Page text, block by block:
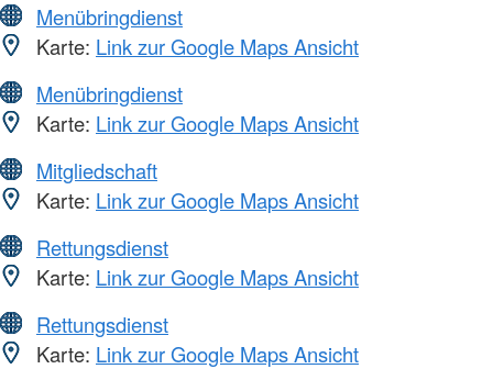
Menübringdienst
Karte: Link zur Google Maps Ansicht
Menübringdienst
Karte: Link zur Google Maps Ansicht
Mitgliedschaft
Karte: Link zur Google Maps Ansicht
Rettungsdienst
Karte: Link zur Google Maps Ansicht
Rettungsdienst
Karte: Link zur Google Maps Ansicht